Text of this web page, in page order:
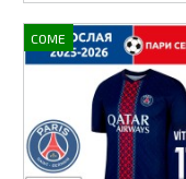
COME